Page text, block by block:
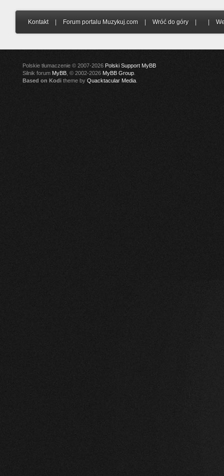
Kontakt Forum portalu Muzykuj.com Wróć do góry
Polskie tłumaczenie © 2007-2026 Polski Support MyBB
Silnik forum MyBB , © 2002-2026 MyBB Group
Based on Kodi theme by Quacktacular Media